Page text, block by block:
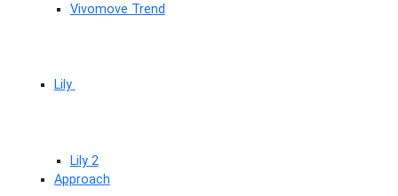
Vivomove Trend
Lily
Lily 2
Approach